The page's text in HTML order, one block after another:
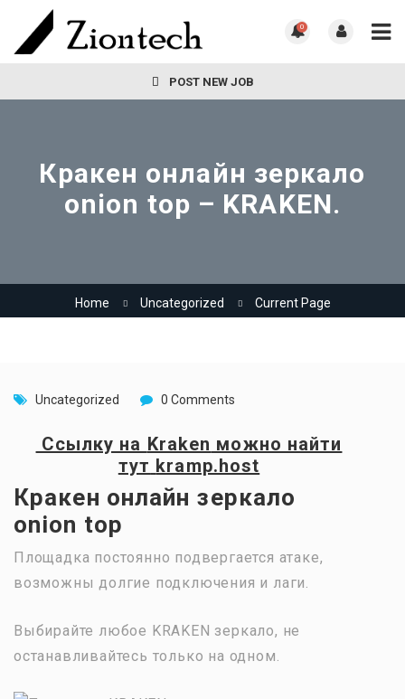
0
POST NEW JOB
Кракен онлайн зеркало
onion top – KRAKEN.
Home Uncategorized Current Page
Uncategorized 0 Comments
Ссылку на Kraken можно найти
тут kramp.host
Кракен онлайн зеркало
onion top
Площадка постоянно подвергается атаке,
возможны долгие подключения и лаги.
Выбирайте любое KRAKEN зеркало, не
останавливайтесь только на одном.